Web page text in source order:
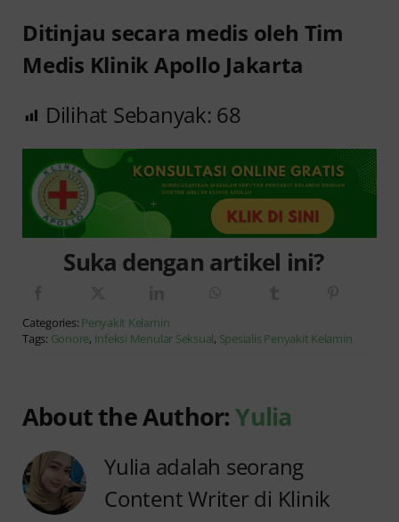
Ditinjau secara medis oleh Tim
Medis Klinik Apollo Jakarta
Dilihat Sebanyak: 68
Suka dengan artikel ini?
Categories: Penyakit Kelamin
Tags: Gonore, Infeksi Menular Seksual, Spesialis Penyakit Kelamin
About the Author:Yulia
Yulia adalah seorang
Content Writer di Klinik